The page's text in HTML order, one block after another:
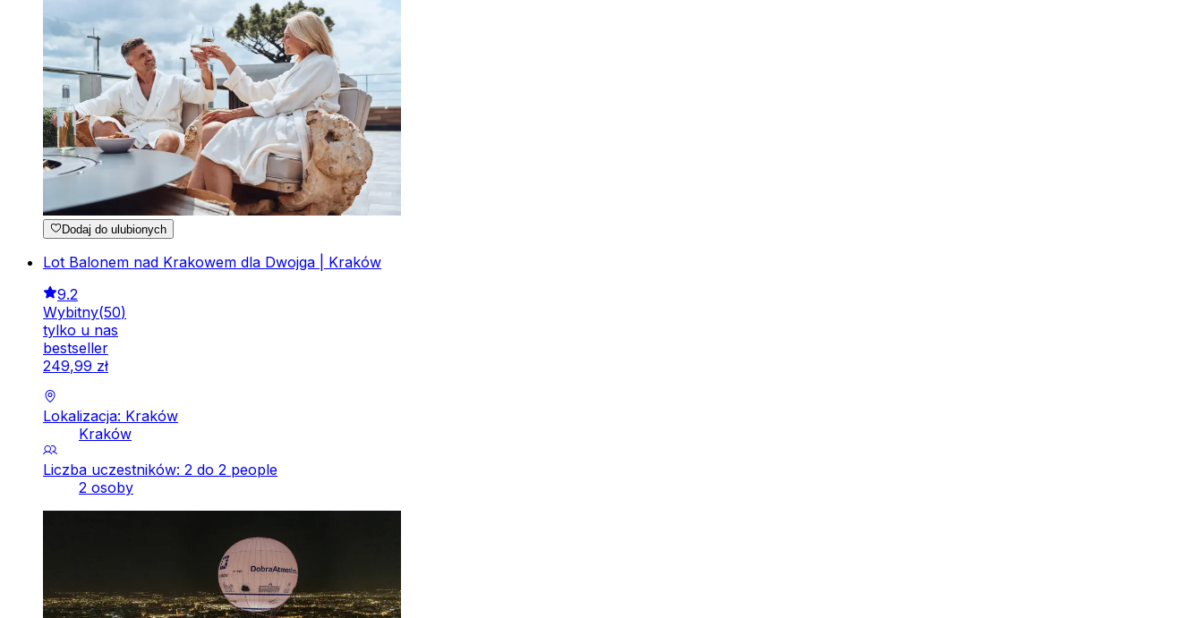
Dodaj do ulubionych
Lot Balonem nad Krakowem dla Dwojga | Kraków
9.2
Wybitny(50)
tylko u nas
bestseller
249,99 zł
Lokalizacja: Kraków
Kraków
Liczba uczestników: 2 do 2 people
2 osoby